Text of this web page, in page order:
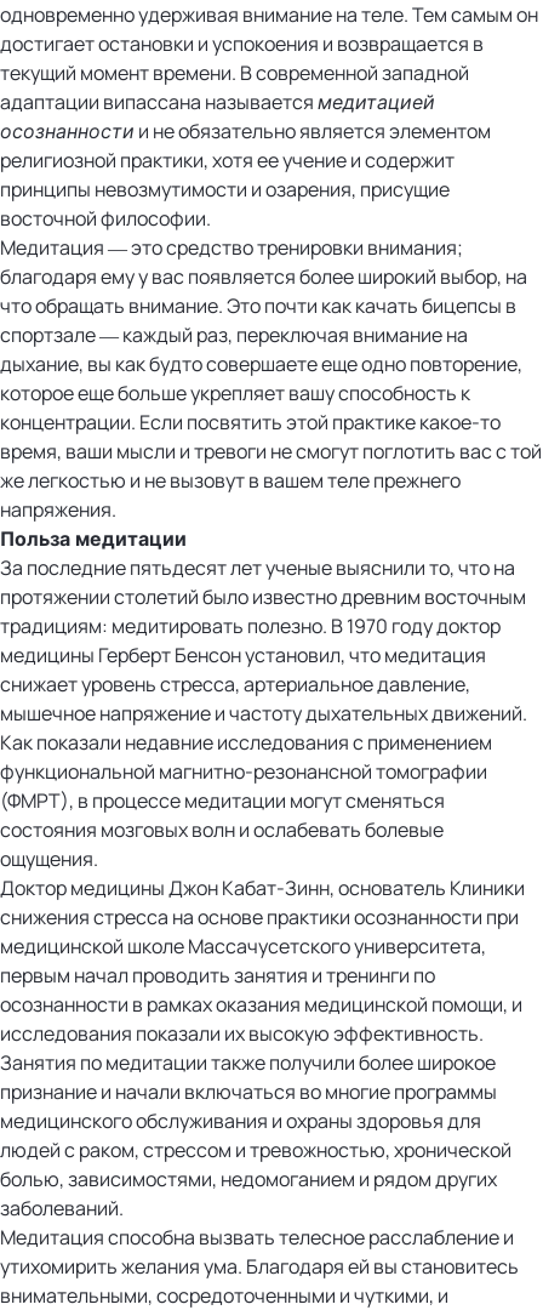
одновременно удерживая внимание на теле. Тем самым он
достигает остановки и успокоения и возвращается в
текущий момент времени. В современной западной
адаптации випассана называется медитацией
осознанности и не обязательно является элементом
религиозной практики, хотя ее учение и содержит
принципы невозмутимости и озарения, присущие
восточной философии.
Медитация — это средство тренировки внимания;
благодаря ему у вас появляется более широкий выбор, на
что обращать внимание. Это почти как качать бицепсы в
спортзале — каждый раз, переключая внимание на
дыхание, вы как будто совершаете еще одно повторение,
которое еще больше укрепляет вашу способность к
концентрации. Если посвятить этой практике какое-то
время, ваши мысли и тревоги не смогут поглотить вас с той
же легкостью и не вызовут в вашем теле прежнего
напряжения.
Польза медитации
За последние пятьдесят лет ученые выяснили то, что на
протяжении столетий было известно древним восточным
традициям: медитировать полезно. В 1970 году доктор
медицины Герберт Бенсон установил, что медитация
снижает уровень стресса, артериальное давление,
мышечное напряжение и частоту дыхательных движений.
Как показали недавние исследования с применением
функциональной магнитно-резонансной томографии
(ФМРТ), в процессе медитации могут сменяться
состояния мозговых волн и ослабевать болевые
ощущения.
Доктор медицины Джон Кабат-Зинн, основатель Клиники
снижения стресса на основе практики осознанности при
медицинской школе Массачусетского университета,
первым начал проводить занятия и тренинги по
осознанности в рамках оказания медицинской помощи, и
исследования показали их высокую эффективность.
Занятия по медитации также получили более широкое
признание и начали включаться во многие программы
медицинского обслуживания и охраны здоровья для
людей с раком, стрессом и тревожностью, хронической
болью, зависимостями, недомоганием и рядом других
заболеваний.
Медитация способна вызвать телесное расслабление и
утихомирить желания ума. Благодаря ей вы становитесь
внимательными, сосредоточенными и чуткими, и